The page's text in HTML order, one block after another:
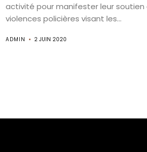
activité pour manifester leur soutien
violences policières visant les...
ADMIN 2 JUIN 2020